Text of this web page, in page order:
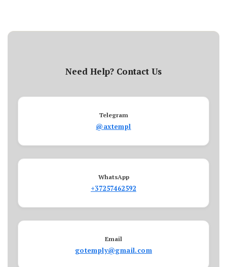
Need Help? Contact Us
Telegram
@axtempl
WhatsApp
+37257462592
Email
gotemply@gmail.com